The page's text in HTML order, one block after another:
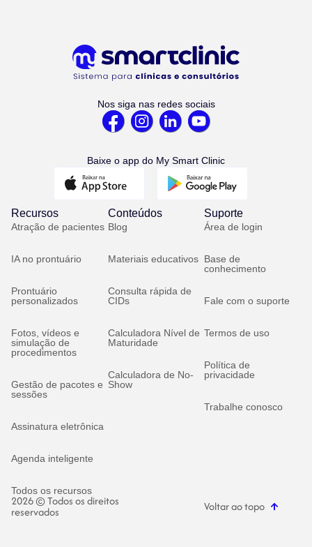
Nos siga nas redes sociais
Baixe o app do My Smart Clinic
Recursos
Atração de pacientes
IA no prontuário
Prontuário
personalizados
Fotos, vídeos e
simulação de
procedimentos
Gestão de pacotes e
sessões
Assinatura eletrônica
Agenda inteligente
Todos os recursos
Conteúdos
Blog
Materiais educativos
Consulta rápida de
CIDs
Calculadora Nível de
Maturidade
Calculadora de No-
Show
Suporte
Área de login
Base de
conhecimento
Fale com o suporte
Termos de uso
Política de
privacidade
Trabalhe conosco
2026 © Todos os direitos
reservados Voltar ao topo